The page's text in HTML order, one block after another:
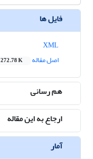
فایل ها
اصل مقاله
272.78 K
هم رسانی
ارجاع به این مقاله
آمار